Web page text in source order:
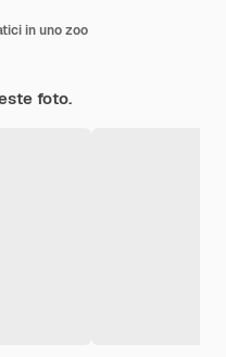
in uno zoo
foto.